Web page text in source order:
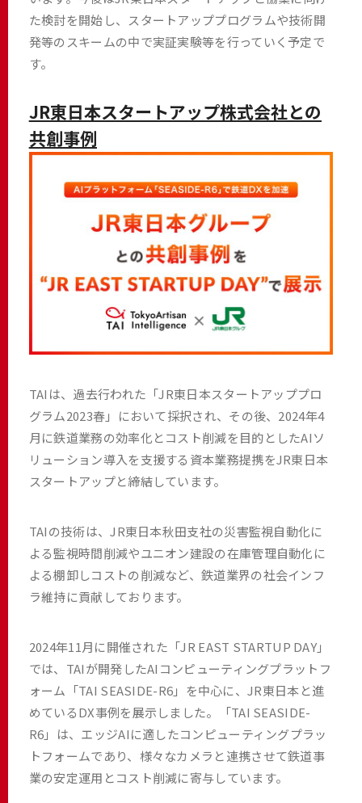
た検討を開始し、スタートアッププログラムや技術開
発等のスキームの中で実証実験等を行っていく予定で
す。
JR東日本スタートアップ株式会社との
共創事例
TAIは、過去行われた「JR東日本スタートアッププロ
グラム2023春」において採択され、その後、2024年4
月に鉄道業務の効率化とコスト削減を目的としたAIソ
リューション導入を支援する資本業務提携をJR東日本
スタートアップと締結しています。
TAIの技術は、JR東日本秋田支社の災害監視自動化に
よる監視時間削減やユニオン建設の在庫管理自動化に
よる棚卸しコストの削減など、鉄道業界の社会インフ
ラ維持に貢献しております。
2024年11月に開催された「JR EAST STARTUP DAY」
では、TAIが開発したAIコンピューティングプラットフ
ォーム「TAI SEASIDE-R6」を中心に、JR東日本と進
めているDX事例を展示しました。「TAI SEASIDE-
R6」は、エッジAIに適したコンピューティングプラッ
トフォームであり、様々なカメラと連携させて鉄道事
業の安定運用とコスト削減に寄与しています。